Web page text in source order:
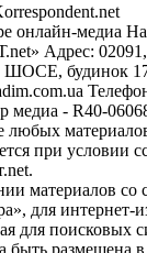
онлайн-медиа
Адрес:
будинок
медиа - R40-
любых
при условии
материалов со
для интернет-
для поисковых
быть размещена в